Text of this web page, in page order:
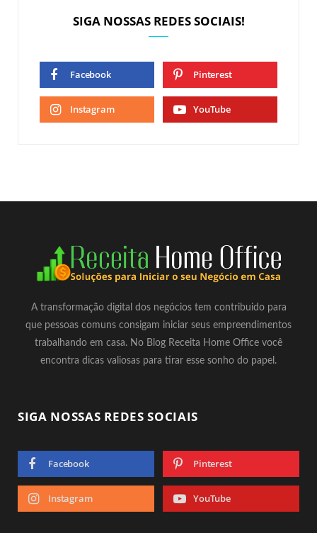
SIGA NOSSAS REDES SOCIAIS!
Facebook Pinterest
Instagram YouTube
A transformação digital dos negócios tem contribuido para
que pessoas comuns consigam iniciar seus empreendimentos
trabalhando em casa. No Blog Receita Home Office você
encontra dicas valiosas para tirar esse sonho do papel.
SIGA NOSSAS REDES SOCIAIS
Facebook Pinterest
Instagram YouTube